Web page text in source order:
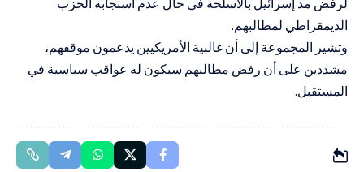
لرفض مد إسرائيل بالأسلحة في حال عدم استجابة الحزب
الديمقراطي لمطالبهم.
وتشير المجموعة إلى أن غالبية الأمريكيين يدعمون موقفهم،
مشددين على أن رفض مطالبهم سيكون له عواقب سياسية في
المستقبل.